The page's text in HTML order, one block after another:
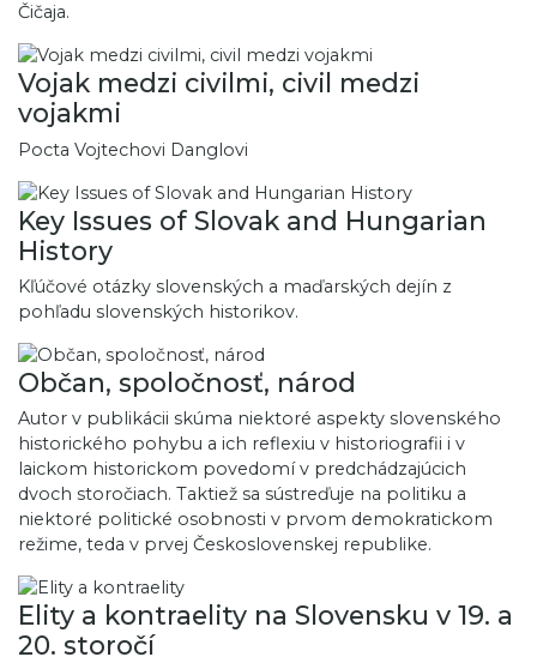
Čičaja.
Vojak medzi civilmi, civil medzi
vojakmi
Pocta Vojtechovi Danglovi
Key Issues of Slovak and Hungarian
History
Kľúčové otázky slovenských a maďarských dejín z
pohľadu slovenských historikov.
Občan, spoločnosť, národ
Autor v publikácii skúma niektoré aspekty slovenského
historického pohybu a ich reflexiu v historiografii i v
laickom historickom povedomí v predchádzajúcich
dvoch storočiach. Taktiež sa sústreďuje na politiku a
niektoré politické osobnosti v prvom demokratickom
režime, teda v prvej Československej republike.
Elity a kontraelity na Slovensku v 19. a
20. storočí